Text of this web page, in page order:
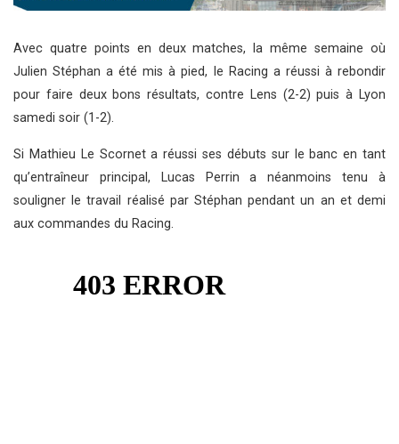
Avec quatre points en deux matches, la même semaine où
Julien Stéphan a été mis à pied, le Racing a réussi à rebondir
pour faire deux bons résultats, contre Lens (2-2) puis à Lyon
samedi soir (1-2).
Si Mathieu Le Scornet a réussi ses débuts sur le banc en tant
qu’entraîneur principal, Lucas Perrin a néanmoins tenu à
souligner le travail réalisé par Stéphan pendant un an et demi
aux commandes du Racing.